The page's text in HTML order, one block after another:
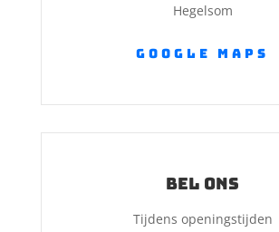
Hegelsom
Google Maps
Bel ons
Tijdens openingstijden